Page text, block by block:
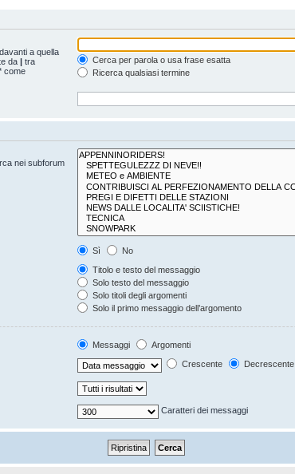
davanti a quella
da | tra
come
Cerca per parola o usa frase esatta
Ricerca qualsiasi termine
nei subforum
Sì
No
Titolo e testo del messaggio
Solo testo del messaggio
Solo titoli degli argomenti
Solo il primo messaggio dell’argomento
Messaggi
Argomenti
Crescente Decrescente
Caratteri dei messaggi